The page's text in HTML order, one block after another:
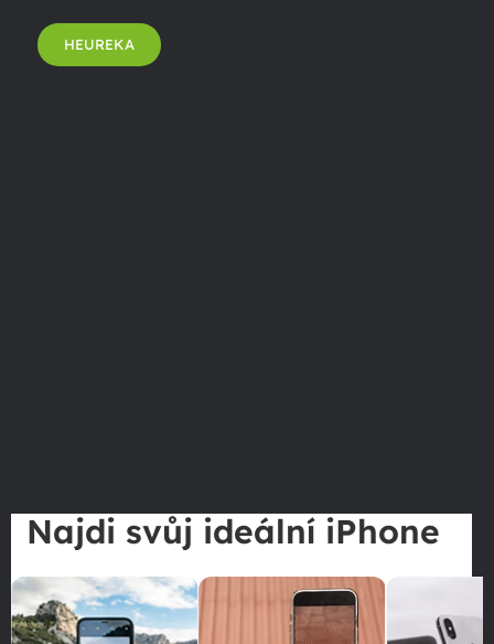
HEUREKA
Najdi svůj ideální iPhone